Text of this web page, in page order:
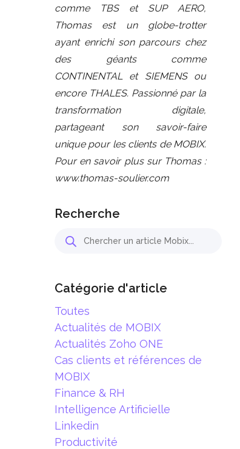
comme TBS et SUP AERO,
Thomas est un globe-trotter
ayant enrichi son parcours chez
des géants comme
CONTINENTAL et SIEMENS ou
encore THALES. Passionné par la
transformation digitale,
partageant son savoir-faire
unique pour les clients de MOBIX.
Pour en savoir plus sur Thomas :
www.thomas-soulier.com
Recherche
Catégorie d'article
Toutes
Actualités de MOBIX
Actualités Zoho ONE
Cas clients et références de
MOBIX
Finance & RH
Intelligence Artificielle
Linkedin
Productivité